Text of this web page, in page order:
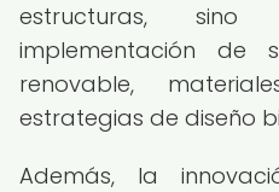
estructuras,
implementación de
renovable,
estrategias de diseño
Además, la